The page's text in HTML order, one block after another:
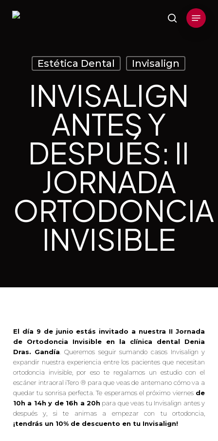
search
Menu
Estética Dental Invisalign
INVISALIGN
ANTES Y
DESPUÉS: II
JORNADA
ORTODONCIA
INVISIBLE
El día 9 de junio estás invitado a nuestra II Jornada
de Ortodoncia Invisible en la clínica dental Denia
Dras. Gandía . Queremos seguir sumando casos Invisalign y
expandir nuestra experiencia entre los pacientes que necesitan
ortodoncia invisible, por eso te regalamos un estudio con el
escáner intraoral iTero ® para que veas de antemano cómo va a
quedar tu sonrisa perfecta. Te esperamos el próximo viernes de
10h a 14h y de 16h a 20h para que veas tu Invisalign antes y
después y, si te animas a empezar con tu ortodoncia,
¡tendrás un 10% de descuento en tu Invisalign!